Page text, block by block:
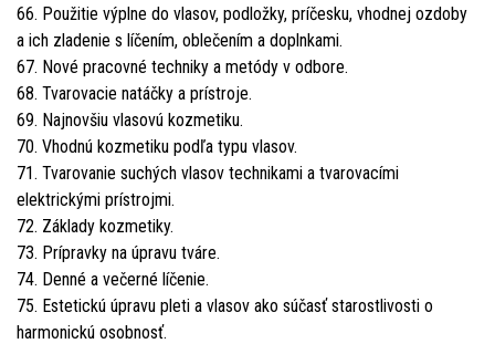
66. Použitie výplne do vlasov, podložky, príčesku, vhodnej ozdoby
a ich zladenie s líčením, oblečením a doplnkami.
67. Nové pracovné techniky a metódy v odbore.
68. Tvarovacie natáčky a prístroje.
69. Najnovšiu vlasovú kozmetiku.
70. Vhodnú kozmetiku podľa typu vlasov.
71. Tvarovanie suchých vlasov technikami a tvarovacími
elektrickými prístrojmi.
72. Základy kozmetiky.
73. Prípravky na úpravu tváre.
74. Denné a večerné líčenie.
75. Estetickú úpravu pleti a vlasov ako súčasť starostlivosti o
harmonickú osobnosť.